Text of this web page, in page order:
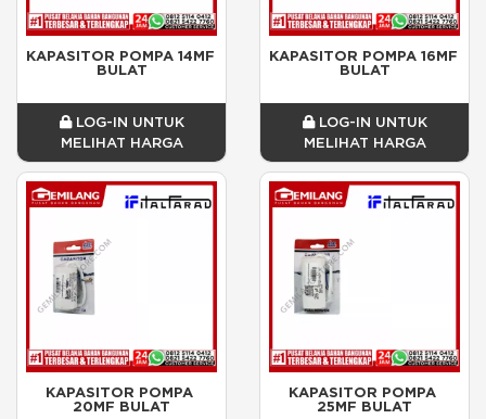
KAPASITOR POMPA 14MF
BULAT
LOG-IN UNTUK
MELIHAT HARGA
KAPASITOR POMPA 16MF
BULAT
LOG-IN UNTUK
MELIHAT HARGA
KAPASITOR POMPA
20MF BULAT
KAPASITOR POMPA
25MF BULAT